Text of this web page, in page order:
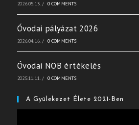
2026.05.13. / 0 COMMENTS
Óvodai pályázat 2026
2026.04.16. / 0 COMMENTS
Óvodai NOB értékelés
2025.11.11. / 0 COMMENTS
A Gyülekezet Élete 2021-Ben